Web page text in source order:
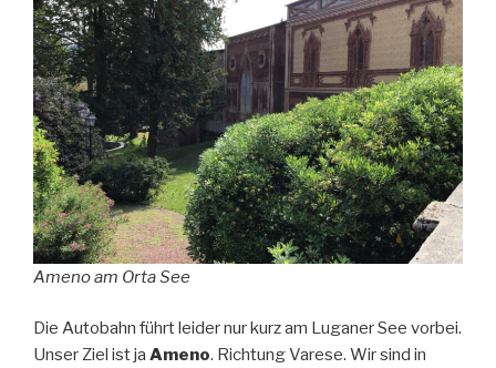
Ameno am Orta See
Die Autobahn führt leider nur kurz am Luganer See vorbei.
Unser Ziel ist ja Ameno. Richtung Varese. Wir sind in